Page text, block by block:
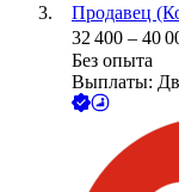
Продавец
32 400 – 40
Без опыта
Выплаты: